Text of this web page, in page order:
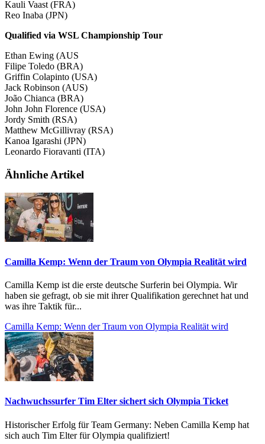
Kauli Vaast (FRA)
Reo Inaba (JPN)
Qualified via WSL Championship Tour
Ethan Ewing (AUS
Filipe Toledo (BRA)
Griffin Colapinto (USA)
Jack Robinson (AUS)
João Chianca (BRA)
John John Florence (USA)
Jordy Smith (RSA)
Matthew McGillivray (RSA)
Kanoa Igarashi (JPN)
Leonardo Fioravanti (ITA)
Ähnliche Artikel
Camilla Kemp: Wenn der Traum von Olympia Realität wird
Camilla Kemp ist die erste deutsche Surferin bei Olympia. Wir
haben sie gefragt, ob sie mit ihrer Qualifikation gerechnet hat und
was ihre Taktik für...
Camilla Kemp: Wenn der Traum von Olympia Realität wird
Nachwuchssurfer Tim Elter sichert sich Olympia Ticket
Historischer Erfolg für Team Germany: Neben Camilla Kemp hat
sich auch Tim Elter für Olympia qualifiziert!